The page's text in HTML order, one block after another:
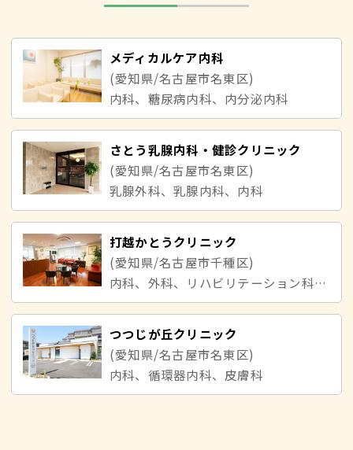
メディカルケア内科
(愛知県/名古屋市名東区)
内科、糖尿病内科、内分泌内科
さとう乳腺内科・健診クリニック
(愛知県/名古屋市名東区)
乳腺外科、乳腺内科、内科
打越かとうクリニック
(愛知県/名古屋市千種区)
内科、外科、リハビリテーション科、整形外科、消化器内科、泌尿器科、皮膚科、肛門外科
つつじが丘クリニック
(愛知県/名古屋市名東区)
内科、循環器内科、皮膚科